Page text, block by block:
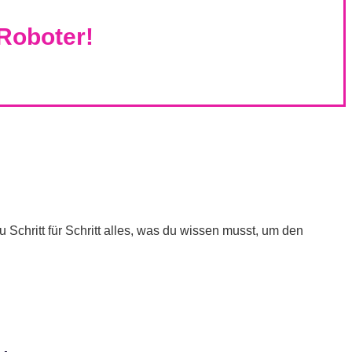
für Schritt alles, was du wissen musst, um den